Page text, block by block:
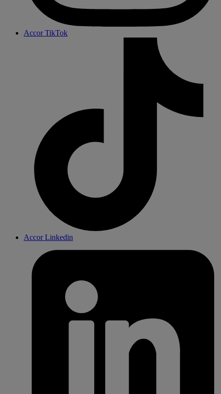
Accor TikTok
Accor Linkedin